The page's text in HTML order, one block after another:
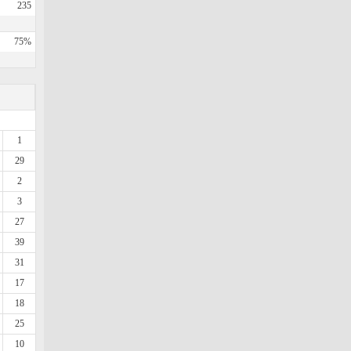
235
75%
1
29
2
3
27
39
31
17
18
25
10